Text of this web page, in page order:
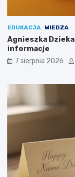
EDUKACJA WIEDZA
Agnieszka
informacje
7 sierpnia 2026